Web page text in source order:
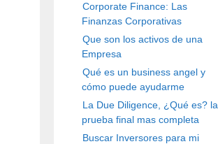
Corporate Finance: Las
Finanzas Corporativas
Que son los activos de una
Empresa
Qué es un business angel y
cómo puede ayudarme
La Due Diligence, ¿Qué es? la
prueba final mas completa
Buscar Inversores para mi